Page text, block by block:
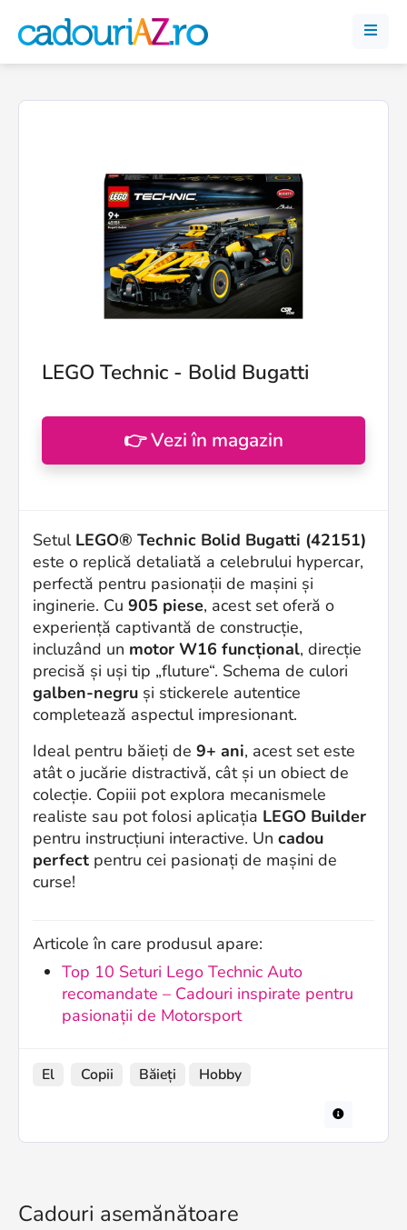
LEGO Technic - Bolid Bugatti
👉 Vezi în magazin
Setul LEGO® Technic Bolid Bugatti (42151)
este o replică detaliată a celebrului hypercar,
perfectă pentru pasionații de mașini și
inginerie. Cu 905 piese, acest set oferă o
experiență captivantă de construcție,
incluzând un motor W16 funcțional, direcție
precisă și uși tip „fluture“. Schema de culori
galben-negru și stickerele autentice
completează aspectul impresionant.
Ideal pentru băieți de 9+ ani, acest set este
atât o jucărie distractivă, cât și un obiect de
colecție. Copiii pot explora mecanismele
realiste sau pot folosi aplicația LEGO Builder
pentru instrucțiuni interactive. Un cadou
perfect pentru cei pasionați de mașini de
curse!
Articole în care produsul apare:
Top 10 Seturi Lego Technic Auto
recomandate – Cadouri inspirate pentru
pasionații de Motorsport
El Copii Băieți Hobby
Cadouri asemănătoare